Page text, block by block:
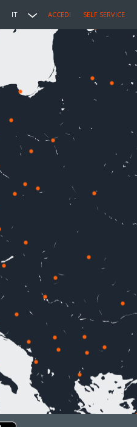
IT ACCEDI SELF SERVICE